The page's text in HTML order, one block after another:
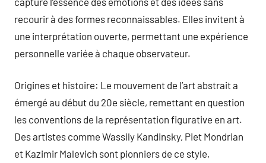
recourir à des formes reconnaissables. Elles invitent à
une interprétation ouverte, permettant une expérience
personnelle variée à chaque observateur.
Origines et histoire: Le mouvement de l’art abstrait a
émergé au début du 20e siècle, remettant en question
les conventions de la représentation figurative en art.
Des artistes comme Wassily Kandinsky, Piet Mondrian
et Kazimir Malevich sont pionniers de ce style,